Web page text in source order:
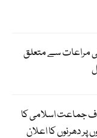
کی مراعات سے متعلق
جماعت اسلامی کا